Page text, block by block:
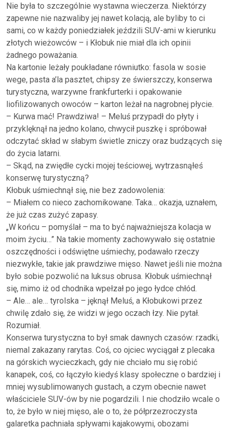
Nie była to szczególnie wystawna wieczerza. Niektórzy
zapewne nie nazwaliby jej nawet kolacją, ale byliby to ci
sami, co w każdy poniedziałek jeździli SUV-ami w kierunku
złotych wieżowców – i Kłobuk nie miał dla ich opinii
żadnego poważania.
Na kartonie leżały poukładane równiutko: fasola w sosie
wege, pasta a’la pasztet, chipsy ze świerszczy, konserwa
turystyczna, warzywne frankfurterki i opakowanie
liofilizowanych owoców – karton leżał na nagrobnej płycie.
– Kurwa mać! Prawdziwa! – Meluś przypadł do płyty i
przyklęknął na jedno kolano, chwycił puszkę i spróbował
odczytać skład w słabym świetle zniczy oraz budzących się
do życia latarni.
– Skąd, na zwiędłe cycki mojej teściowej, wytrzasnąłeś
konserwę turystyczną?
Kłobuk uśmiechnął się, nie bez zadowolenia:
– Miałem co nieco zachomikowane. Taka… okazja, uznałem,
że już czas zużyć zapasy.
„W końcu – pomyślał – ma to być najważniejsza kolacja w
moim życiu…” Na takie momenty zachowywało się ostatnie
oszczędności i odświętne uśmiechy, podawało rzeczy
niezwykłe, takie jak prawdziwe mięso. Nawet jeśli nie można
było sobie pozwolić na luksus obrusa. Kłobuk uśmiechnął
się, mimo iż od chodnika wpełzał po jego łydce chłód.
– Ale… ale… tyrolska – jęknął Meluś, a Kłobukowi przez
chwilę zdało się, że widzi w jego oczach łzy. Nie pytał.
Rozumiał.
Konserwa turystyczna to był smak dawnych czasów: rzadki,
niemal zakazany rarytas. Coś, co ojciec wyciągał z plecaka
na górskich wycieczkach, gdy nie chciało mu się robić
kanapek, coś, co łączyło kiedyś klasy społeczne o bardziej i
mniej wysublimowanych gustach, a czym obecnie nawet
właściciele SUV-ów by nie pogardzili. I nie chodziło wcale o
to, że było w niej mięso, ale o to, że półprzezroczysta
galaretka pachniała spływami kajakowymi, obozami